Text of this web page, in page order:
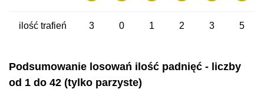
ilość trafień 3 0 1 2 3 5
Podsumowanie losowań ilość padnięć - liczby
od 1 do 42 (tylko parzyste)